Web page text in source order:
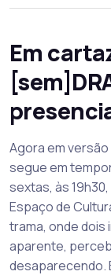
Em
Agora em
segue em
sextas, às
Espaço de
trama, onde dois
aparente,
desaparecendo.